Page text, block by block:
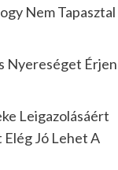
Nem Tapasztal
Nyereséget Érjen
Leigazolásáért
Jó Lehet A